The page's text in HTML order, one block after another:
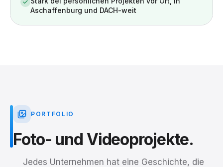
Aschaffenburg und DACH-weit
PORTFOLIO
Foto- und Videoprojekte.
Jedes Unternehmen hat eine Geschichte, die